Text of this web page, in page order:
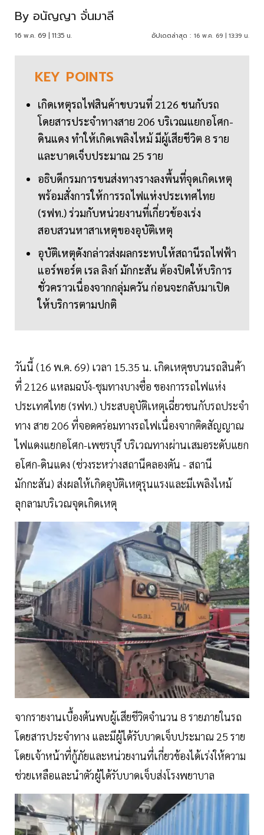
By อนัญญา จั่นมาลี
16 พ.ค. 69 | 11:35 น. อัปเดตล่าสุด : 16 พ.ค. 69 | 13:39 น.
KEY POINTS
เกิดเหตุรถไฟสินค้าขบวนที่ 2126 ชนกับรถ
โดยสารประจำทางสาย 206 บริเวณแยกอโศก-
ดินแดง ทำให้เกิดเพลิงไหม้ มีผู้เสียชีวิต 8 ราย
และบาดเจ็บประมาณ 25 ราย
อธิบดีกรมการขนส่งทางรางลงพื้นที่จุดเกิดเหตุ
พร้อมสั่งการให้การรถไฟแห่งประเทศไทย
(รฟท.) ร่วมกับหน่วยงานที่เกี่ยวข้องเร่ง
สอบสวนหาสาเหตุของอุบัติเหตุ
อุบัติเหตุดังกล่าวส่งผลกระทบให้สถานีรถไฟฟ้า
แอร์พอร์ต เรล ลิงก์ มักกะสัน ต้องปิดให้บริการ
ชั่วคราวเนื่องจากกลุ่มควัน ก่อนจะกลับมาเปิด
ให้บริการตามปกติ
วันนี้ (16 พ.ค. 69) เวลา 15.35 น. เกิดเหตุขบวนรถสินค้า
ที่ 2126 แหลมฉบัง-ชุมทางบางซื่อ ของการรถไฟแห่ง
ประเทศไทย (รฟท.) ประสบอุบัติเหตุเฉี่ยวชนกับรถประจำ
ทาง สาย 206 ที่จอดคร่อมทางรถไฟเนื่องจากติดสัญญาณ
ไฟแดงแยกอโศก-เพชรบุรี บริเวณทางผ่านเสมอระดับแยก
อโศก-ดินแดง (ช่วงระหว่างสถานีคลองตัน - สถานี
มักกะสัน) ส่งผลให้เกิดอุบัติเหตุรุนแรงและมีเพลิงไหม้
ลุกลามบริเวณจุดเกิดเหตุ
จากรายงานเบื้องต้นพบผู้เสียชีวิตจำนวน 8 รายภายในรถ
โดยสารประจำทาง และมีผู้ได้รับบาดเจ็บประมาณ 25 ราย
โดยเจ้าหน้าที่กู้ภัยและหน่วยงานที่เกี่ยวข้องได้เร่งให้ความ
ช่วยเหลือและนำตัวผู้ได้รับบาดเจ็บส่งโรงพยาบาล